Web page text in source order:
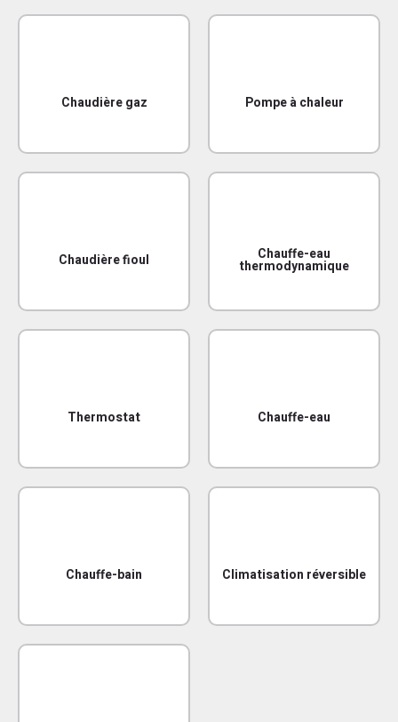
Chaudière gaz Pompe à chaleur
Chaudière fioul Chauffe-eau
thermodynamique
Thermostat Chauffe-eau
Chauffe-bain Climatisation réversible